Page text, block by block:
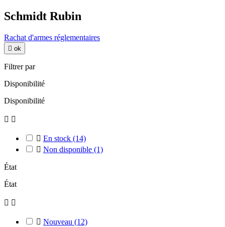
Schmidt Rubin
Rachat d'armes réglementaires
 ok
Filtrer par
Disponibilité
Disponibilité
 
 En stock (14)
 Non disponible (1)
État
État
 
 Nouveau (12)